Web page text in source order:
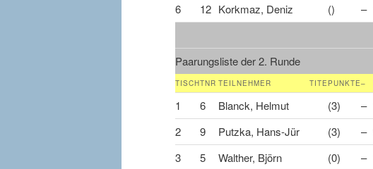
6
12 Korkmaz, Deniz () –
Paarungsliste der 2. Runde
TISCHTNR TEILNEHMER TITE PUNKTE–
1 6 Blanck, Helmut (3) –
2
9 Putzka, Hans-Jür (3) –
3
5 Walther, Björn (0) –